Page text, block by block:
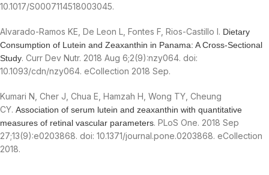
10.1017/S0007114518003045.
Alvarado-Ramos KE, De Leon L, Fontes F, Rios-Castillo I. Dietary
Consumption of Lutein and Zeaxanthin in Panama: A Cross-Sectional
Study. Curr Dev Nutr. 2018 Aug 6;2(9):nzy064. doi:
10.1093/cdn/nzy064. eCollection 2018 Sep.
Kumari N, Cher J, Chua E, Hamzah H, Wong TY, Cheung
CY. Association of serum lutein and zeaxanthin with quantitative
measures of retinal vascular parameters. PLoS One. 2018 Sep
27;13(9):e0203868. doi: 10.1371/journal.pone.0203868. eCollection
2018.